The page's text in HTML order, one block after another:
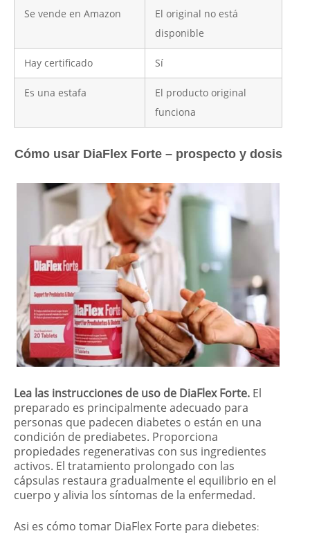
Se vende en Amazon
El original no está
disponible
Hay certificado Sí
Es una estafa
El producto original
funciona
Cómo usar DiaFlex Forte – prospecto y dosis
Lea las instrucciones de uso de DiaFlex Forte. El
preparado es principalmente adecuado para
personas que padecen diabetes o están en una
condición de prediabetes. Proporciona
propiedades regenerativas con sus ingredientes
activos. El tratamiento prolongado con las
cápsulas restaura gradualmente el equilibrio en el
cuerpo y alivia los síntomas de la enfermedad.
Asi es cómo tomar DiaFlex Forte para diebetes: